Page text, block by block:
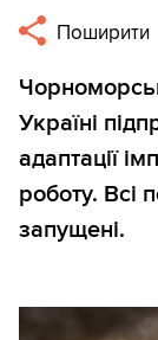
Поширити
Україні
адаптації
роботу. Всі
запущені.